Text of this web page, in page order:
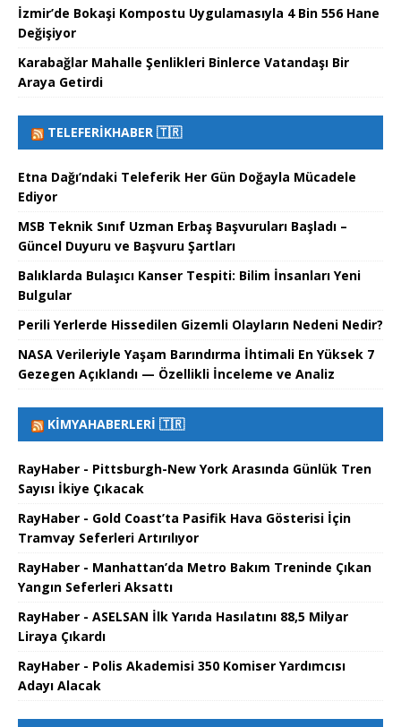
İzmir’de Bokaşi Kompostu Uygulamasıyla 4 Bin 556 Hane
Değişiyor
Karabağlar Mahalle Şenlikleri Binlerce Vatandaşı Bir
Araya Getirdi
TELEFERIKHABER 🇹🇷
Etna Dağı’ndaki Teleferik Her Gün Doğayla Mücadele
Ediyor
MSB Teknik Sınıf Uzman Erbaş Başvuruları Başladı –
Güncel Duyuru ve Başvuru Şartları
Balıklarda Bulaşıcı Kanser Tespiti: Bilim İnsanları Yeni
Bulgular
Perili Yerlerde Hissedilen Gizemli Olayların Nedeni Nedir?
NASA Verileriyle Yaşam Barındırma İhtimali En Yüksek 7
Gezegen Açıklandı — Özellikli İnceleme ve Analiz
KIMYAHABERLERI 🇹🇷
RayHaber - Pittsburgh-New York Arasında Günlük Tren
Sayısı İkiye Çıkacak
RayHaber - Gold Coast’ta Pasifik Hava Gösterisi İçin
Tramvay Seferleri Artırılıyor
RayHaber - Manhattan’da Metro Bakım Treninde Çıkan
Yangın Seferleri Aksattı
RayHaber - ASELSAN İlk Yarıda Hasılatını 88,5 Milyar
Liraya Çıkardı
RayHaber - Polis Akademisi 350 Komiser Yardımcısı
Adayı Alacak